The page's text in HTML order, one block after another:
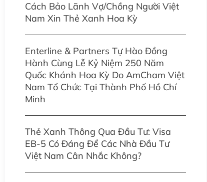
Cách Bảo Lãnh Vợ/Chồng Người Việt
Nam Xin Thẻ Xanh Hoa Kỳ
Enterline & Partners Tự Hào Đồng
Hành Cùng Lễ Kỷ Niệm 250 Năm
Quốc Khánh Hoa Kỳ Do AmCham Việt
Nam Tổ Chức Tại Thành Phố Hồ Chí
Minh
Thẻ Xanh Thông Qua Đầu Tư: Visa
EB-5 Có Đáng Để Các Nhà Đầu Tư
Việt Nam Cân Nhắc Không?